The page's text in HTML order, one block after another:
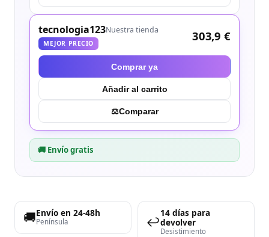
tecnologia123Nuestra tienda
MEJOR PRECIO
303,9 €
Comprar ya
Añadir al carrito
⚖︎Comparar
🚚 Envío gratis
🚚Envío en 24-48h
Península ↩️
14 días para
devolver
Desistimiento